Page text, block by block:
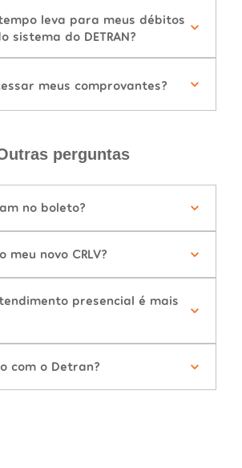
leva para meus débitos
sistema do DETRAN?
meus comprovantes?
perguntas
no boleto?
meu novo CRLV?
presencial é mais
com o Detran?